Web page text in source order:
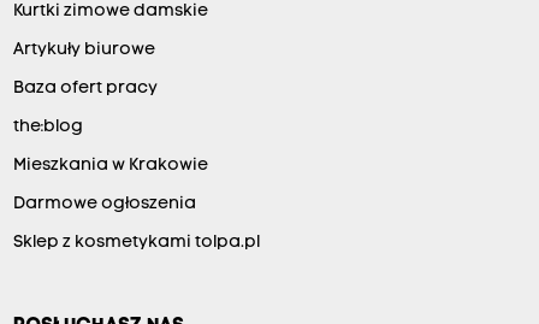
Kurtki zimowe damskie
Artykuły biurowe
Baza ofert pracy
the:blog
Mieszkania w Krakowie
Darmowe ogłoszenia
Sklep z kosmetykami tolpa.pl